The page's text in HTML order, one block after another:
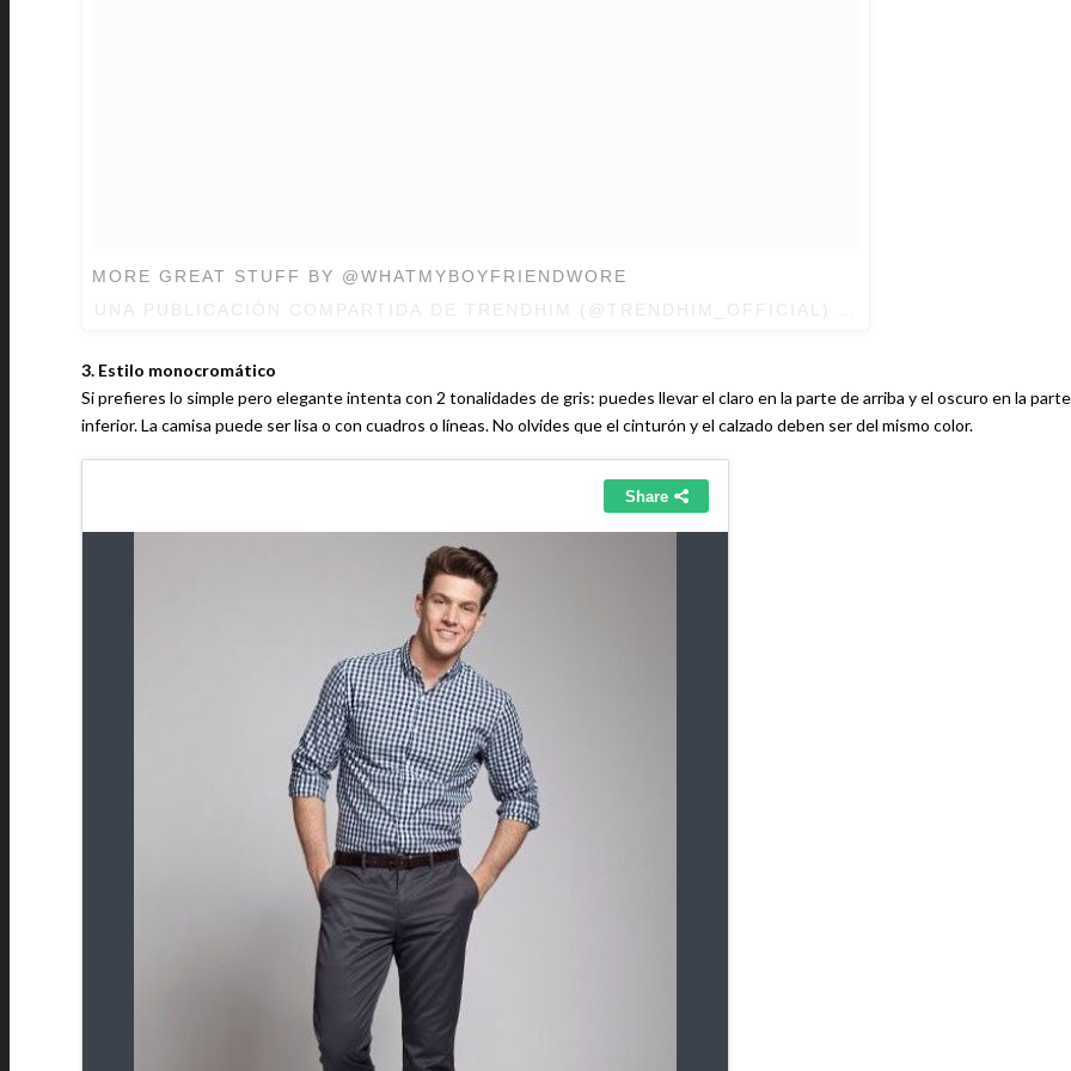
MORE GREAT STUFF BY @WHATMYBOYFRIENDWORE
3. Estilo monocromático
Si prefieres lo simple pero elegante intenta con 2 tonalidades de gris: puedes llevar el claro en la parte de arriba y el oscuro en la parte
inferior. La camisa puede ser lisa o con cuadros o líneas. No olvides que el cinturón y el calzado deben ser del mismo color.